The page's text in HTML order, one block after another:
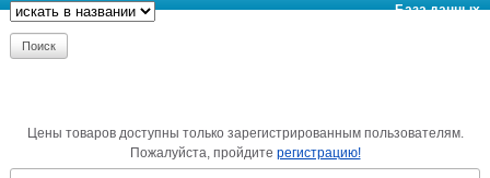
База данных
Цены товаров доступны только зарегистрированным пользователям.
Пожалуйста, пройдите регистрацию!